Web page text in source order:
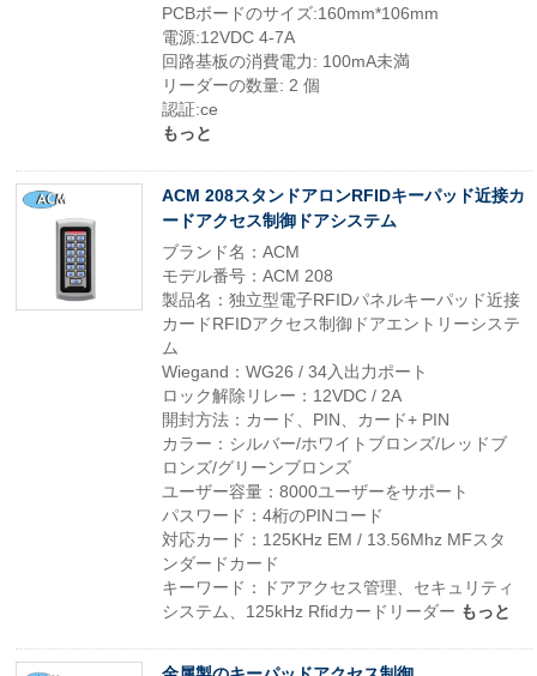
PCBボードのサイズ:160mm*106mm
電源:12VDC 4-7A
回路基板の消費電力: 100mA未満
リーダーの数量: 2 個
認証:ce
もっと
ACM 208スタンドアロンRFIDキーパッド近接カ
ードアクセス制御ドアシステム
ブランド名：ACM
モデル番号：ACM 208
製品名：独立型電子RFIDパネルキーパッド近接
カードRFIDアクセス制御ドアエントリーシステ
ム
Wiegand：WG26 / 34入出力ポート
ロック解除リレー：12VDC / 2A
開封方法：カード、PIN、カード+ PIN
カラー：シルバー/ホワイトブロンズ/レッドブ
ロンズ/グリーンブロンズ
ユーザー容量：8000ユーザーをサポート
パスワード：4桁のPINコード
対応カード：125KHz EM / 13.56Mhz MFスタ
ンダードカード
キーワード：ドアアクセス管理、セキュリティ
システム、125kHz Rfidカードリーダー もっと